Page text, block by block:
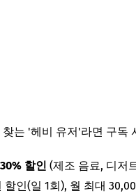
는 '헤비 유저'라면 구
할인 (제조 음료, 디저
할인(일 1회), 월 최대